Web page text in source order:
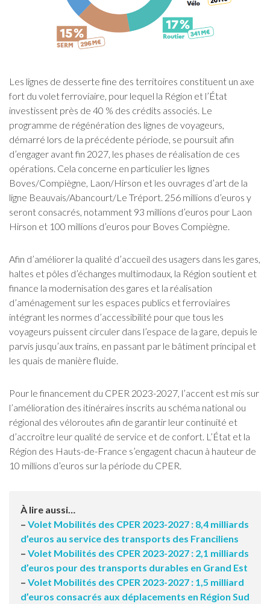
Les lignes de desserte fine des territoires constituent un axe
fort du volet ferroviaire, pour lequel la Région et l’État
investissent près de 40 % des crédits associés. Le
programme de régénération des lignes de voyageurs,
démarré lors de la précédente période, se poursuit afin
d’engager avant fin 2027, les phases de réalisation de ces
opérations. Cela concerne en particulier les lignes
Boves/Compiègne, Laon/Hirson et les ouvrages d’art de la
ligne Beauvais/Abancourt/Le Tréport. 256 millions d’euros y
seront consacrés, notamment 93 millions d’euros pour Laon
Hirson et 100 millions d’euros pour Boves Compiègne.
Afin d’améliorer la qualité d’accueil des usagers dans les gares,
haltes et pôles d’échanges multimodaux, la Région soutient et
finance la modernisation des gares et la réalisation
d’aménagement sur les espaces publics et ferroviaires
intégrant les normes d’accessibilité pour que tous les
voyageurs puissent circuler dans l’espace de la gare, depuis le
parvis jusqu’aux trains, en passant par le bâtiment principal et
les quais de manière fluide.
Pour le financement du CPER 2023-2027, l’accent est mis sur
l’amélioration des itinéraires inscrits au schéma national ou
régional des véloroutes afin de garantir leur continuité et
d’accroître leur qualité de service et de confort. L’État et la
Région des Hauts-de-France s’engagent chacun à hauteur de
10 millions d’euros sur la période du CPER.
À lire aussi…
– Volet Mobilités des CPER 2023-2027 : 8,4 milliards
d’euros au service des transports des Franciliens
– Volet Mobilités des CPER 2023-2027 : 2,1 milliards
d’euros pour des transports durables en Grand Est
– Volet Mobilités des CPER 2023-2027 : 1,5 milliard
d’euros consacrés aux déplacements en Région Sud